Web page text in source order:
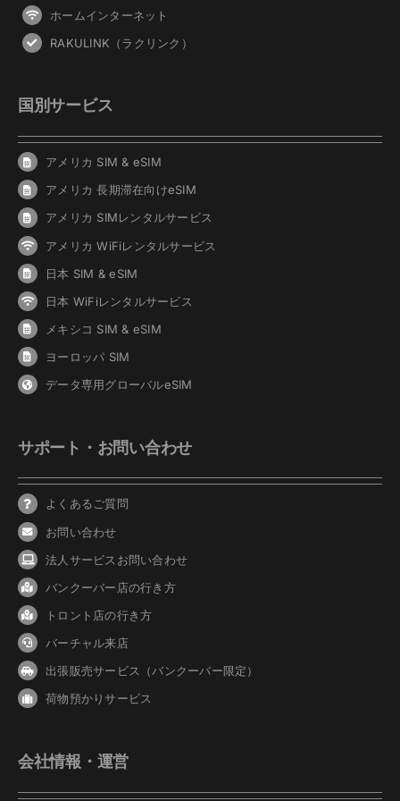
ホームインターネット
RAKULINK（ラクリンク）
国別サービス
アメリカ SIM & eSIM
アメリカ 長期滞在向けeSIM
アメリカ SIMレンタルサービス
アメリカ WiFiレンタルサービス
日本 SIM & eSIM
日本 WiFiレンタルサービス
メキシコ SIM & eSIM
ヨーロッパ SIM
データ専用グローバルeSIM
サポート・お問い合わせ
よくあるご質問
お問い合わせ
法人サービスお問い合わせ
バンクーバー 店の行き方
トロント店の行き方
バーチャル来店
出張販売サービス（バンクーバー限定）
荷物預かりサービス
会社情報・運営